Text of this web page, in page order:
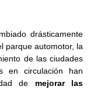
drásticamente
parque automotor, la
de las ciudades
en circulación han
de mejorar las